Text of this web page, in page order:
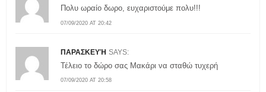
07/09/2020 AT 20:42
Πολυ ωραίο δωρο, ευχαριστούμε πολυ!!!
ΠΑΡΑΣΚΕΥΉ SAYS:
07/09/2020 AT 20:58
Τέλειο το δώρο σας Μακάρι να σταθώ τυχερή